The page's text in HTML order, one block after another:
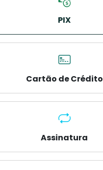
PIX
Cartão de Crédito
Assinatura